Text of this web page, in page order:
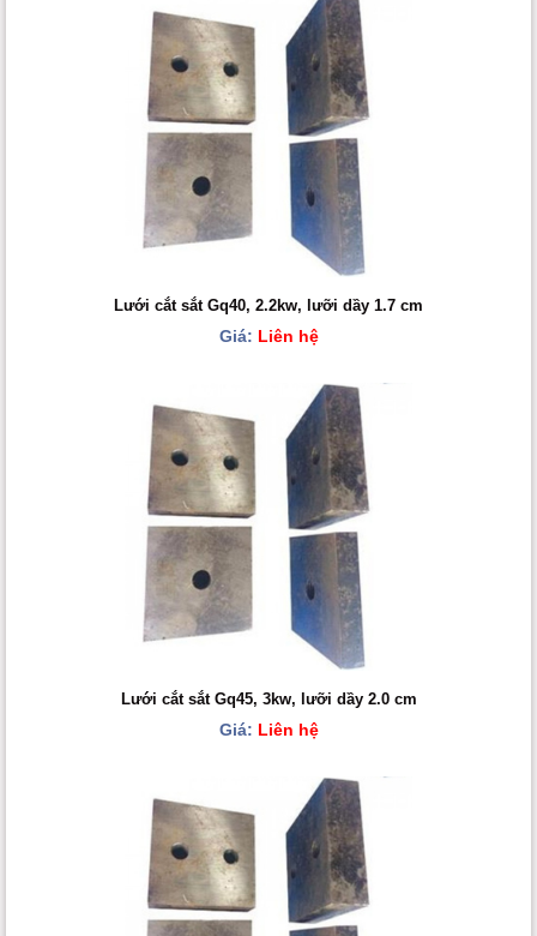
Lưới cắt sắt Gq40, 2.2kw, lưỡi dầy 1.7 cm
Giá: Liên hệ
Lưới cắt sắt Gq45, 3kw, lưỡi dầy 2.0 cm
Giá: Liên hệ